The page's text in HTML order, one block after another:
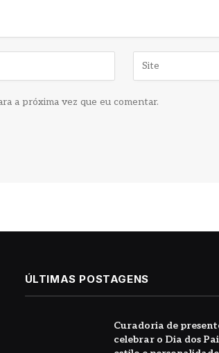
a próxima vez que eu comentar.
ÚLTIMAS POSTAGENS
Curadoria de
celebrar o Dia dos